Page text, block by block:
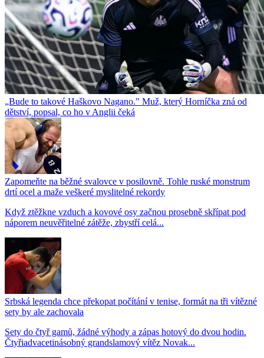
„Bude to takové Haškovo Nagano." Muž, který Horníčka zná od
dětství, popsal, co ho v Anglii čeká
Zapomeňte na běžné svalovce v posilovně. Tohle ruské monstrum
drtí ocel a maže veškeré myslitelné rekordy
Když ztěžkne vzduch a kovové osy začnou prosebně skřípat pod
náporem neuvěřitelné zátěže, zbystří celá...
Srbská legenda chce překopat počítání v tenise, formát na tři vítězné
sety by ale zachovala
Sety do čtyř gamů, žádné výhody a zápas hotový do dvou hodin.
Čtyřiadvacetinásobný grandslamový vítěz Novak...